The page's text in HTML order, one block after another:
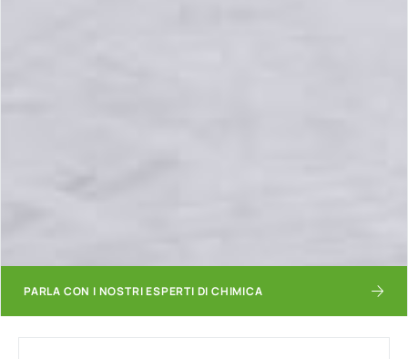
PARLA CON I NOSTRI ESPERTI DI CHIMICA